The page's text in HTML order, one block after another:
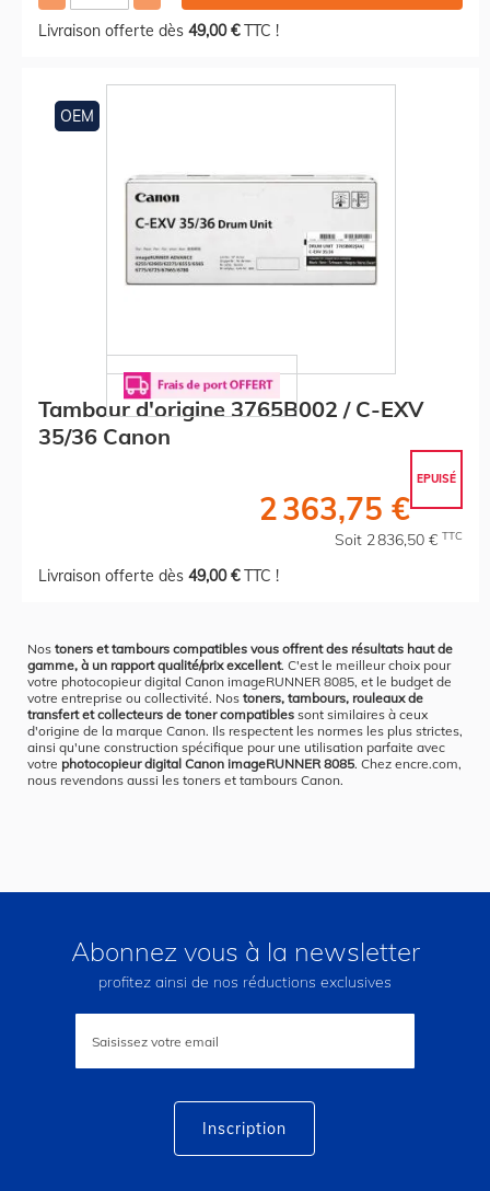
Livraison offerte dès 49,00 €TTC !
OEM
Tambour d'origine 3765B002 / C-EXV
35/36 Canon
EPUISÉ
2 363,75 €
Soit 2 836,50 € TTC
Livraison offerte dès 49,00 €TTC !
Nos toners et tambours compatibles vous offrent des résultats haut de
gamme, à un rapport qualité/prix excellent. C'est le meilleur choix pour
votre photocopieur digital Canon imageRUNNER 8085, et le budget de
votre entreprise ou collectivité. Nos toners, tambours, rouleaux de
transfert et collecteurs de toner compatibles sont similaires à ceux
d'origine de la marque Canon. Ils respectent les normes les plus strictes,
ainsi qu'une construction spécifique pour une utilisation parfaite avec
votre photocopieur digital Canon imageRUNNER 8085. Chez encre.com,
nous revendons aussi les toners et tambours Canon.
Abonnez vous à la newsletter
profitez ainsi de nos réductions exclusives
lettre
Inscription